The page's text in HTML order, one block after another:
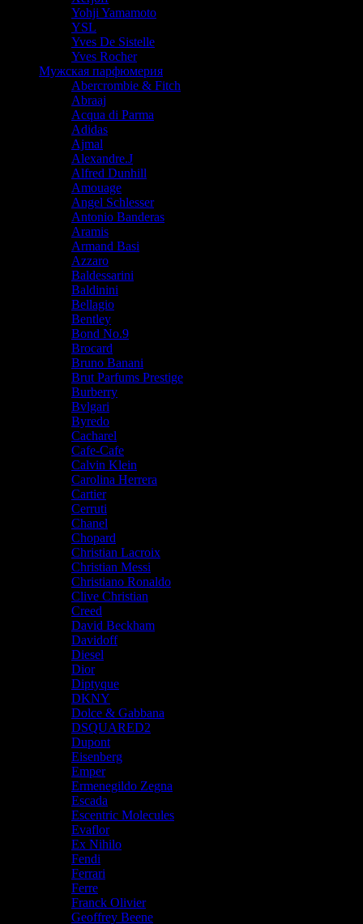
Yohji Yamamoto
YSL
Yves De Sistelle
Yves Rocher
Мужская парфюмерия
Abercrombie & Fitch
Abraaj
Acqua di Parma
Adidas
Ajmal
Alexandre.J
Alfred Dunhill
Amouage
Angel Schlesser
Antonio Banderas
Aramis
Armand Basi
Azzaro
Baldessarini
Baldinini
Bellagio
Bentley
Bond No.9
Brocard
Bruno Banani
Brut Parfums Prestige
Burberry
Bvlgari
Byredo
Cacharel
Cafe-Cafe
Calvin Klein
Carolina Herrera
Cartier
Cerruti
Chanel
Chopard
Christian Lacroix
Christian Messi
Christiano Ronaldo
Clive Christian
Creed
David Beckham
Davidoff
Diesel
Dior
Diptyque
DKNY
Dolce & Gabbana
DSQUARED2
Dupont
Eisenberg
Emper
Ermenegildo Zegna
Escada
Escentric Molecules
Evaflor
Ex Nihilo
Fendi
Ferrari
Ferre
Franck Olivier
Geoffrey Beene